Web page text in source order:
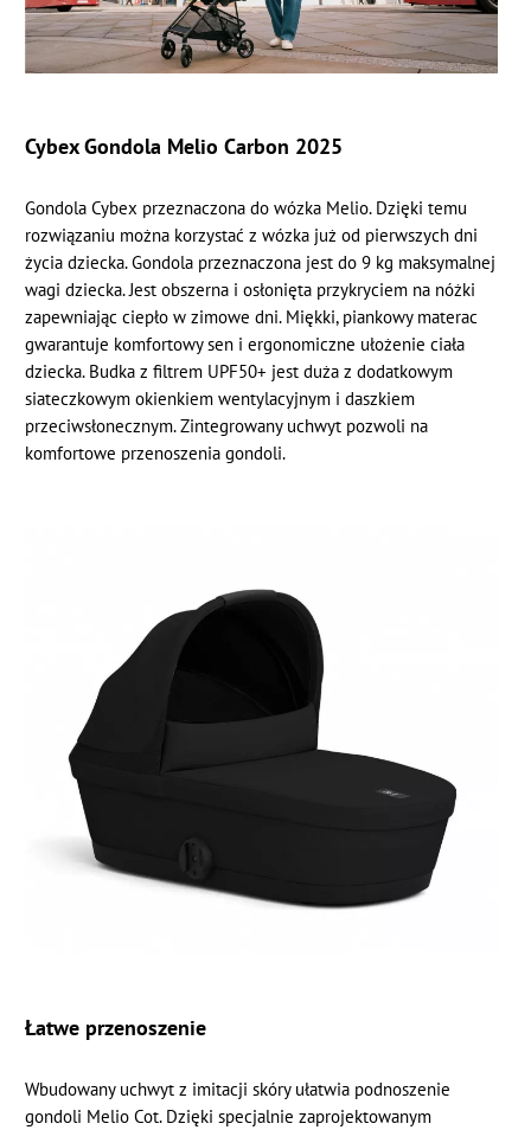
Cybex Gondola Melio Carbon 2025
Gondola Cybex przeznaczona do wózka Melio. Dzięki temu
rozwiązaniu można korzystać z wózka już od pierwszych dni
życia dziecka. Gondola przeznaczona jest do 9 kg maksymalnej
wagi dziecka. Jest obszerna i osłonięta przykryciem na nóżki
zapewniając ciepło w zimowe dni. Miękki, piankowy materac
gwarantuje komfortowy sen i ergonomiczne ułożenie ciała
dziecka. Budka z filtrem UPF50+ jest duża z dodatkowym
siateczkowym okienkiem wentylacyjnym i daszkiem
przeciwsłonecznym. Zintegrowany uchwyt pozwoli na
komfortowe przenoszenia gondoli.
Łatwe przenoszenie
Wbudowany uchwyt z imitacji skóry ułatwia podnoszenie
gondoli Melio Cot. Dzięki specjalnie zaprojektowanym